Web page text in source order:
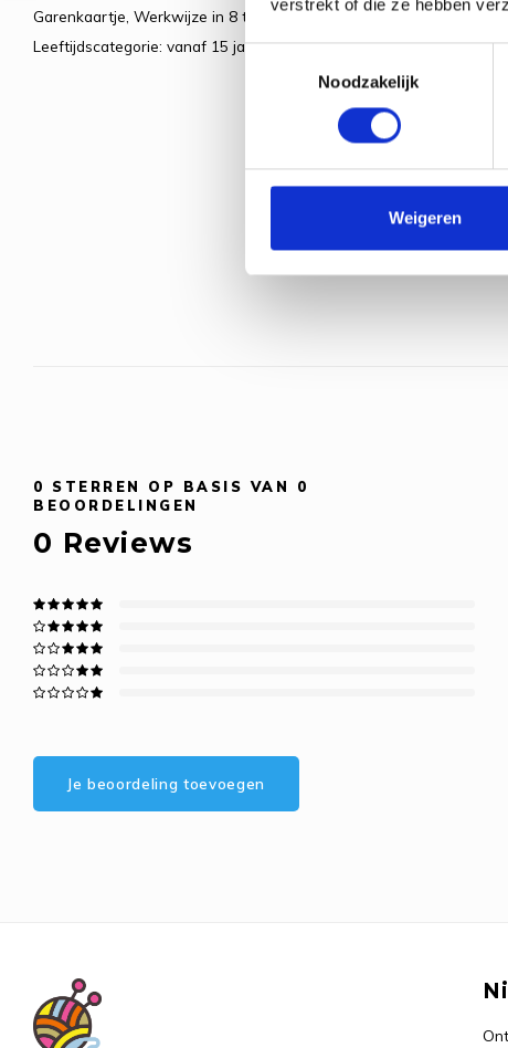
verstrekt of die ze hebben
Noodzakelijk
Weigeren
Garenkaartje, Werkwijze in 8 talen, Vergroot telpatroon, Naald,
Leeftijdscategorie: vanaf 15 jaar, Steken: kruissteek, Aantal
0 STERREN OP BASIS VAN 0
BEOORDELINGEN
0 Reviews
Je beoordeling toevoegen